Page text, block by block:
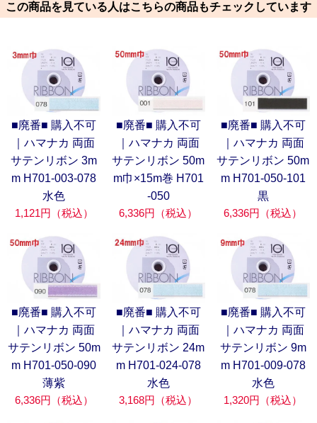
この商品を見ている人はこちらの商品もチェックしています
■廃番■ 購入不可
｜ハマナカ 両面
サテンリボン 3m
m H701-003-078
水色
1,121円（税込）
■廃番■ 購入不可
｜ハマナカ 両面
サテンリボン 50m
m巾×15m巻 H701
-050
6,336円（税込）
■廃番■ 購入不可
｜ハマナカ 両面
サテンリボン 50m
m H701-050-101
黒
6,336円（税込）
■廃番■ 購入不可
｜ハマナカ 両面
サテンリボン 50m
m H701-050-090
薄紫
6,336円（税込）
■廃番■ 購入不可
｜ハマナカ 両面
サテンリボン 24m
m H701-024-078
水色
3,168円（税込）
■廃番■ 購入不可
｜ハマナカ 両面
サテンリボン 9m
m H701-009-078
水色
1,320円（税込）